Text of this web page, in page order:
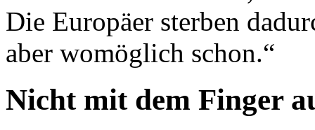
Die Europäer sterben
aber womöglich schon.“
Nicht mit dem Finger